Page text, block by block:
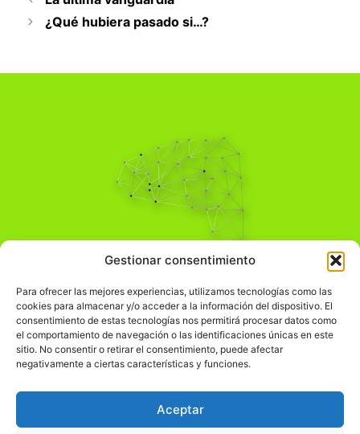
Gestionar consentimiento
Para ofrecer las mejores experiencias, utilizamos tecnologías como las
cookies para almacenar y/o acceder a la información del dispositivo. El
consentimiento de estas tecnologías nos permitirá procesar datos como
el comportamiento de navegación o las identificaciones únicas en este
sitio. No consentir o retirar el consentimiento, puede afectar
negativamente a ciertas características y funciones.
Aceptar
¿Qué hubiera pasado si…?
Pensamiento Crítico
Comprender el mundo para transformarlo.
Información Legal
჻Política de privacidad
Política de cookies